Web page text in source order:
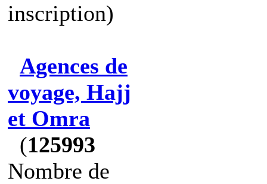
inscription)
Agences de
voyage, Hajj
et Omra
(125993
Nombre de